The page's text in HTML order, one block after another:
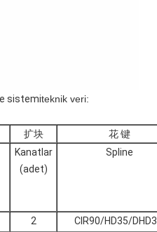
sistemiteknik veri:
扩块 花 键
Kanatlar
(adet)
Spline
2 CIR90/HD35/